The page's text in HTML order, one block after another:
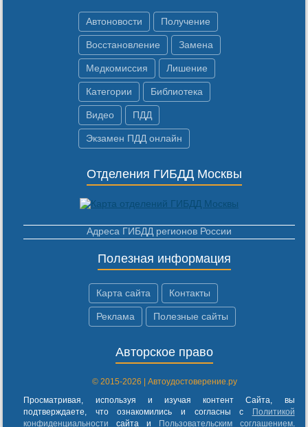
Автоновости Получение
Восстановление Замена
Медкомиссия Лишение
Категории Библиотека
Видео ПДД
Экзамен ПДД онлайн
Отделения ГИБДД Москвы
Адреса ГИБДД регионов России
Полезная информация
Карта сайта Контакты
Реклама Полезные сайты
Авторское право
© 2015-2026 | Автоудостоверение.ру
Просматривая, используя и изучая контент Сайта, вы
подтверждаете, что ознакомились и согласны с
Политикой
конфиденциальности
сайта и Пользовательским соглашением.